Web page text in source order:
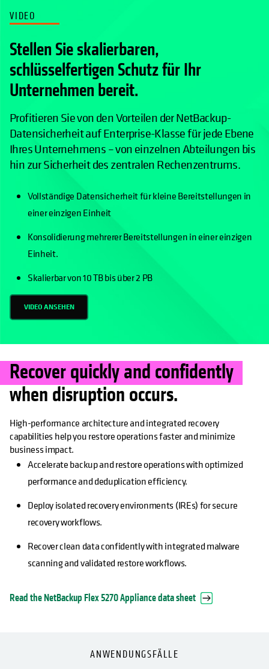
VIDEO
Stellen Sie skalierbaren,
schlüsselfertigen Schutz für Ihr
Unternehmen bereit.
Profitieren Sie von den Vorteilen der NetBackup-
Datensicherheit auf Enterprise-Klasse für jede Ebene
Ihres Unternehmens – von einzelnen Abteilungen bis
hin zur Sicherheit des zentralen Rechenzentrums.
Vollständige Datensicherheit für kleine Bereitstellungen in
einer einzigen Einheit
Konsolidierung mehrerer Bereitstellungen in einer einzigen
Einheit.
Skalierbar von 10 TB bis über 2 PB
VIDEO ANSEHEN
Recover quickly and confidently
when disruption occurs.
High-performance architecture and integrated recovery
capabilities help you restore operations faster and minimize
business impact.
Accelerate backup and restore operations with optimized
performance and deduplication efficiency.
Deploy isolated recovery environments (IREs) for secure
recovery workflows.
Recover clean data confidently with integrated malware
scanning and validated restore workflows.
Read the NetBackup Flex 5270 Appliance data sheet
ANWENDUNGSFÄLLE